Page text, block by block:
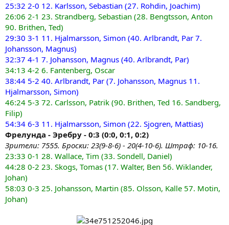
25:32 2-0 12. Karlsson, Sebastian (27. Rohdin, Joachim)
26:06 2-1 23. Strandberg, Sebastian (28. Bengtsson, Anton
90. Brithen, Ted)
29:30 3-1 11. Hjalmarsson, Simon (40. Arlbrandt, Par 7.
Johansson, Magnus)
32:37 4-1 7. Johansson, Magnus (40. Arlbrandt, Par)
34:13 4-2 6. Fantenberg, Oscar
38:44 5-2 40. Arlbrandt, Par (7. Johansson, Magnus 11.
Hjalmarsson, Simon)
46:24 5-3 72. Carlsson, Patrik (90. Brithen, Ted 16. Sandberg,
Filip)
54:34 6-3 11. Hjalmarsson, Simon (22. Sjogren, Mattias)
Фрелунда - Эребру - 0:3 (0:0, 0:1, 0:2)
Зрители: 7555. Броски: 23(9-8-6) - 20(4-10-6). Штраф: 10-16.
23:33 0-1 28. Wallace, Tim (33. Sondell, Daniel)
44:28 0-2 23. Skogs, Tomas (17. Walter, Ben 56. Wiklander,
Johan)
58:03 0-3 25. Johansson, Martin (85. Olsson, Kalle 57. Motin,
Johan)